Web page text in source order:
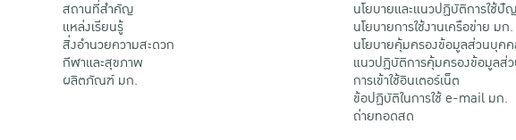
สถานที่สำคัญ
แหล่งเรียนรู้
สิ่งอำนวยความสะดวก
กีฬาและสุขภาพ
ผลิตภัณฑ์ มก.
นโยบายและแนวปฏิบัติการใช้ปั
นโยบายการใช้งานเครือข่าย มก.
นโยบายคุ้มครองข้อมูลส่วนบุค
แนวปฏิบัติการคุ้มครองข้อมูลส่
การเข้าใช้อินเตอร์เน็ต
ข้อปฏิบัติในการใช้ e-mail มก.
ถ่ายทอดสด